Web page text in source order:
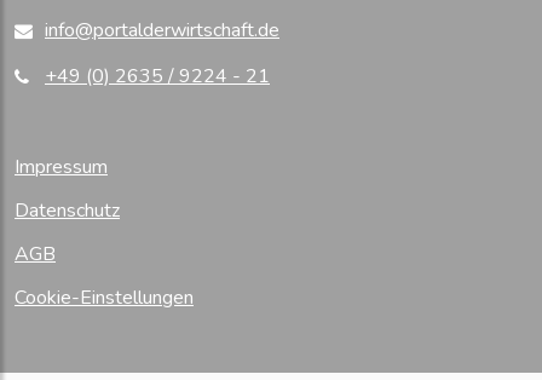
info@portalderwirtschaft.de
+49 (0) 2635 / 9224 - 21
Impressum
Datenschutz
AGB
Cookie-Einstellungen